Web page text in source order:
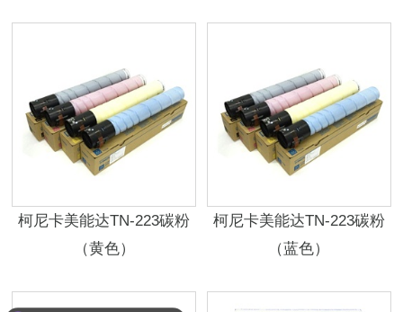
柯尼卡美能达TN-223碳粉
（黄色）
柯尼卡美能达TN-223碳粉
（蓝色）